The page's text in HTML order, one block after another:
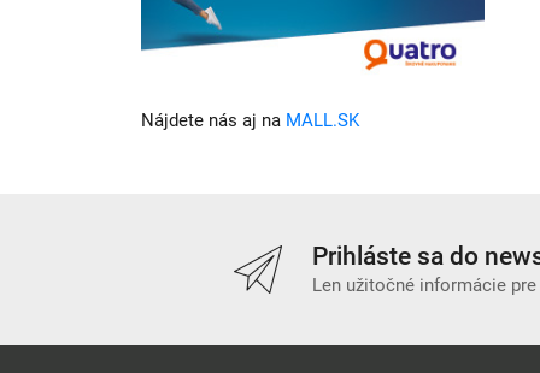
Nájdete nás aj na MALL.SK
Prihláste sa do
Len užitočné informácie pre